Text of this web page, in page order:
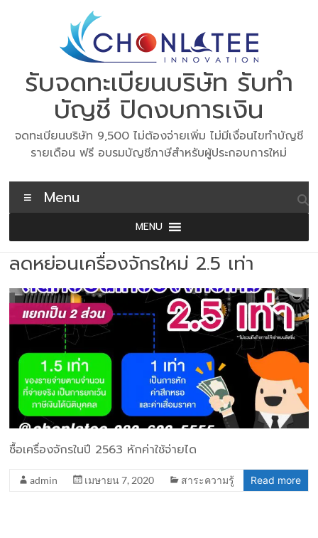
รับจดทะเบียนบริษัท รับทำ
บัญชี ปิดงบการเงิน
จดทะเบียนบริษัท 9,500 ไม่ต้องจ่ายเพิ่ม ไม่มีเงื่อนไขทำบัญชี
รายเดือน ฟรี อบรมบัญชีภาษีสำหรับผู้ประกอบการใหม่
Menu
MENU
ลดหย่อนเครื่องจักรใหม่ 2.5 เท่า
ซื้อเครื่องจักรในปี 2563 หักค่าใช้จ่ายได
admin เมษายน 7, 2020 สาระความรู้ Read more